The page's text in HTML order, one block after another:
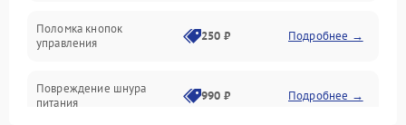
Поломка кнопок
управления
250 ₽ Подробнее →
Повреждение шнура
питания
990 ₽ Подробнее →